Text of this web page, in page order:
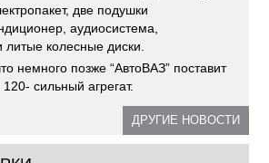
две подушки
аудиосистема,
литые колесные диски.
немного позже “АвтоВАЗ” поставит
сильный агрегат.
ДРУГИЕ НОВОСТИ